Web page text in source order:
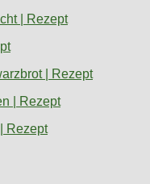
| Rezept
| Rezept
Rezept